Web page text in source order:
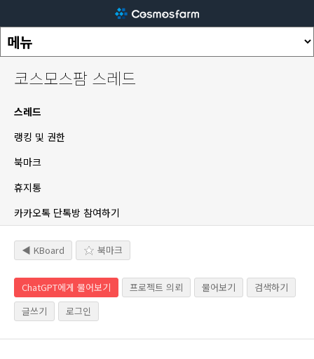
코스모스팜 스레드
스레드
랭킹 및 권한
북마크
휴지통
카카오톡 단톡방 참여하기
◀ KBoard 북마크
ChatGPT에게 물어보기 프로젝트 의뢰 물어보기
검색하기
글쓰기
로그인